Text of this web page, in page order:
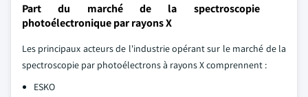
Part du marché de la spectroscopie
photoélectronique par rayons X
Les principaux acteurs de l'industrie opérant sur le marché de la
spectroscopie par photoélectrons à rayons X comprennent :
ESKO